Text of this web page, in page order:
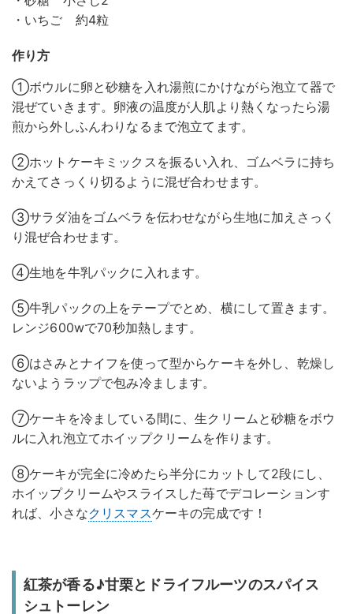
・いちご 約4粒
作り方
①ボウルに卵と砂糖を入れ湯煎にかけながら泡立て器で
混ぜていきます。卵液の温度が人肌より熱くなったら湯
煎から外しふんわりなるまで泡立てます。
②ホットケーキミックスを振るい入れ、ゴムベラに持ち
かえてさっくり切るように混ぜ合わせます。
③サラダ油をゴムベラを伝わせながら生地に加えさっく
り混ぜ合わせます。
④生地を牛乳パックに入れます。
⑤牛乳パックの上をテープでとめ、横にして置きます。
レンジ600wで70秒加熱します。
⑥はさみとナイフを使って型からケーキを外し、乾燥し
ないようラップで包み冷まします。
⑦ケーキを冷ましている間に、生クリームと砂糖をボウ
ルに入れ泡立てホイップクリームを作ります。
⑧ケーキが完全に冷めたら半分にカットして2段にし、
ホイップクリームやスライスした苺でデコレーションす
れば、小さなクリスマスケーキの完成です！
紅茶が香る♪甘栗とドライフルーツのスパイス
シュトーレン